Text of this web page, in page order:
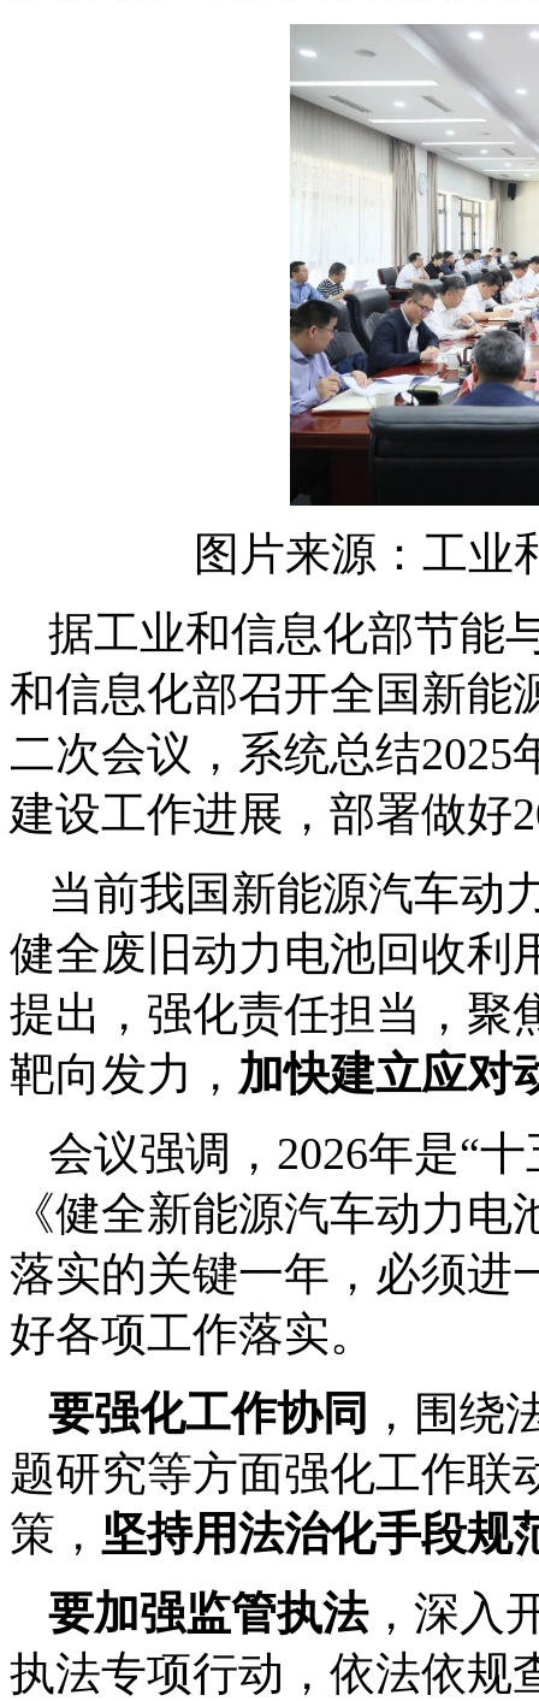
图片来源：工业
据工业和信息化部节能
和信息化部召开全国新能
二次会议，系统总结
建设工作进展，部署做好
当前我国新能源汽车动
健全废旧动力电池回收利
提出，强化责任担当，聚
靶向发力， 加快建立应对
会议强调，2026年是“
《健全新能源汽车动力
落实的关键一年，必须进
好各项工作落实。
要强化工作协同 ，围绕
题研究等方面强化工作联
策， 坚持用法治化手段规
要加强监管执法，深入
执法专项行动，依法依规